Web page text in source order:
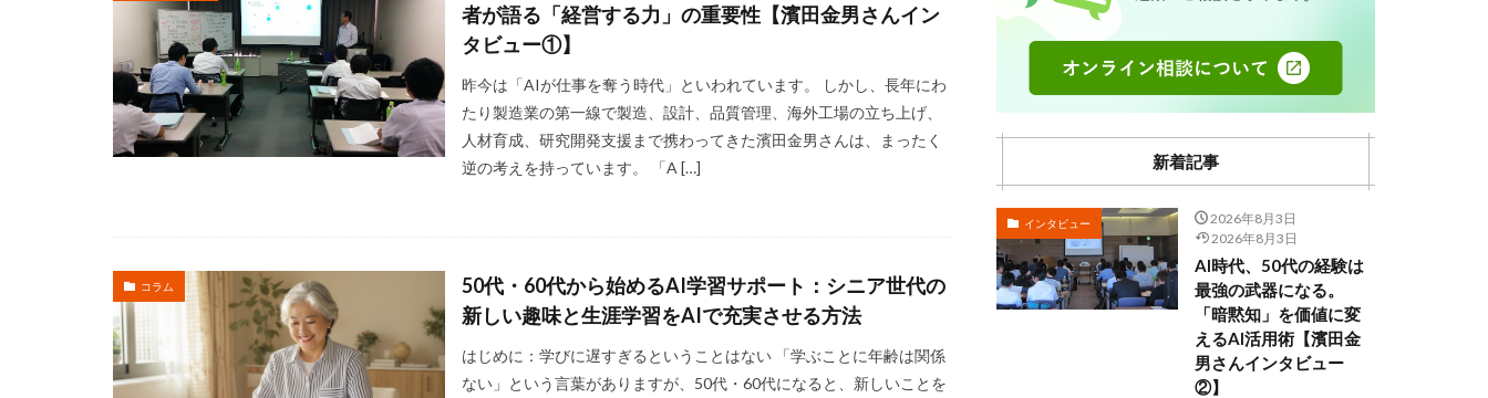
者が語る「経営する力」の重要性【濱田金男さんイン
タビュー①】
昨今は「AIが仕事を奪う時代」といわれています。 しかし、長年にわ
たり製造業の第一線で製造、設計、品質管理、海外工場の立ち上げ、
人材育成、研究開発支援まで携わってきた濱田金男さんは、まったく
逆の考えを持っています。 「A […]
コラム
50代・60代から始めるAI学習サポート：シニア世代の
新しい趣味と生涯学習をAIで充実させる方法
はじめに：学びに遅すぎるということはない 「学ぶことに年齢は関係
ない」という言葉がありますが、50代・60代になると、新しいことを
新着記事
インタビュー
2026年8月3日
2026年8月3日
AI時代、50代の経験は
最強の武器になる。
「暗黙知」を価値に変
えるAI活用術【濱田金
男さんインタビュー
②】